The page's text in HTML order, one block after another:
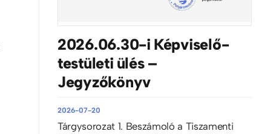
2026.06.30-i Képviselő-
testületi ülés –
Jegyzőkönyv
2026-07-20
Tárgysorozat 1. Beszámoló a Tiszamenti